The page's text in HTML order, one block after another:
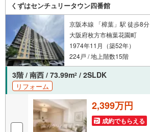
くずはセンチュリータウン四番館
京阪本線 「樟葉」駅 徒歩8分
大阪府枚方市楠葉花園町
1974年11月（築52年）
224戸 / 地上階数15階
3階 / 南西 / 73.99m2 / 2SLDK
リフォーム
2,399万円
成約でもらえる